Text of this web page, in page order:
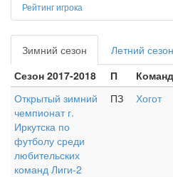
Рейтинг игрока
Зимний сезон
Летний сезон
Сезон 2017-2018
П
Открытый зимний
чемпионат г.
Иркутска по
футболу среди
любительских
команд Лиги-2
ПЗ Хогот